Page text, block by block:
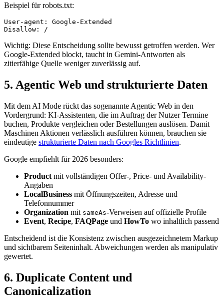
Beispiel für robots.txt:
User-agent: Google-Extended
Wichtig: Diese Entscheidung sollte bewusst getroffen werden. Wer
Google-Extended blockt, taucht in Gemini-Antworten als
zitierfähige Quelle weniger zuverlässig auf.
5. Agentic Web und strukturierte Daten
Mit dem AI Mode rückt das sogenannte Agentic Web in den
Vordergrund: KI-Assistenten, die im Auftrag der Nutzer Termine
buchen, Produkte vergleichen oder Bestellungen auslösen. Damit
Maschinen Aktionen verlässlich ausführen können, brauchen sie
eindeutige strukturierte Daten nach Googles Richtlinien.
Google empfiehlt für 2026 besonders:
Product mit vollständigen Offer-, Price- und Availability-
Angaben
LocalBusiness mit Öffnungszeiten, Adresse und
Telefonnummer
Organization mit sameAs-Verweisen auf offizielle Profile
Event, Recipe, FAQPage und HowTo wo inhaltlich passend
Entscheidend ist die Konsistenz zwischen ausgezeichnetem Markup
und sichtbarem Seiteninhalt. Abweichungen werden als manipulativ
gewertet.
6. Duplicate Content und
Canonicalization